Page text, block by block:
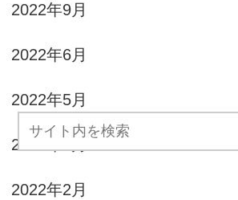
2022年9月
2022年6月
2022年5月
2022年4月
2022年2月